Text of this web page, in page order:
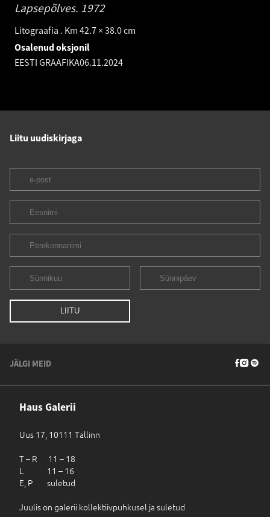
Lapsepõlves. 1972
Litograafia . Km 42.7 × 38.0 cm
Osalenud oksjonil
EESTI GRAAFIKA06.11.2024
Liitu uudiskirjaga
JÄLGI MEID
Haus Galerii
Uus 17, 10111 Tallinn
T – R 11 – 18
L 11 – 16
E, P suletud
Juulis on galerii kollektiivpuhkusel ja suletud